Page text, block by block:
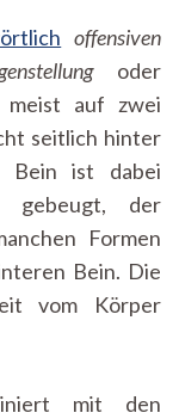
offensiven
oder
auf zwei
seitlich hinter
Bein ist dabei
gebeugt, der
Formen
Bein. Die
vom Körper
mit den